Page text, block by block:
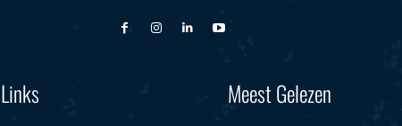
Links Meest Gelezen